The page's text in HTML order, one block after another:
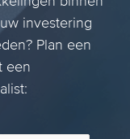
investering
Plan een
een